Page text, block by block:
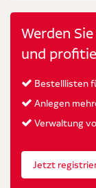
Werden Sie
und
Bestelllisten
Anlegen
Verwaltung
Jetzt